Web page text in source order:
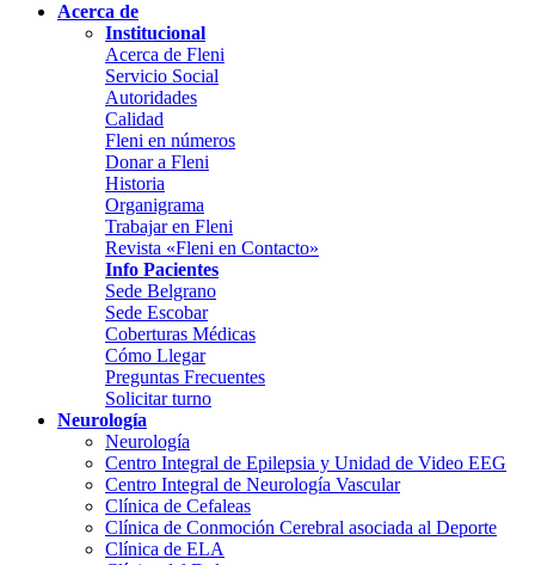
Acerca de
Institucional
Acerca de Fleni
Servicio Social
Autoridades
Calidad
Fleni en números
Donar a Fleni
Historia
Organigrama
Trabajar en Fleni
Revista «Fleni en Contacto»
Info Pacientes
Sede Belgrano
Sede Escobar
Coberturas Médicas
Cómo Llegar
Preguntas Frecuentes
Solicitar turno
Neurología
Neurología
Centro Integral de Epilepsia y Unidad de Video EEG
Centro Integral de Neurología Vascular
Clínica de Cefaleas
Clínica de Conmoción Cerebral asociada al Deporte
Clínica de ELA